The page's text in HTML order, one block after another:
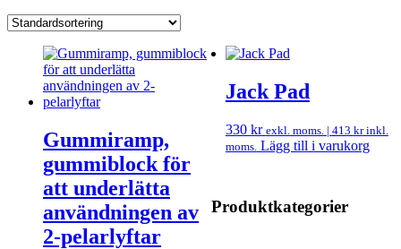
Gummiramp,
gummiblock för
att underlätta
användningen av
2-pelarlyftar
Jack Pad
330 kr exkl. moms. | 413 krinkl.
moms. Lägg till i varukorg
Produktkategorier